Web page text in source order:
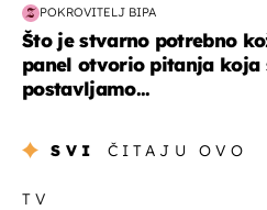
POKROVITELJ BIPA
Što je stvarno potrebno
panel otvorio pitanja koja
postavljamo...
SVI ČITAJU OVO
TV